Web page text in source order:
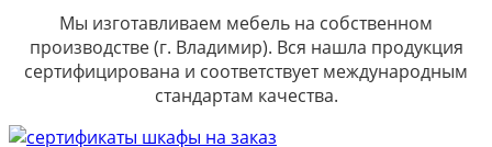
Мы изготавливаем мебель на собственном
производстве (г. Владимир). Вся нашла продукция
сертифицирована и соответствует международным
стандартам качества.